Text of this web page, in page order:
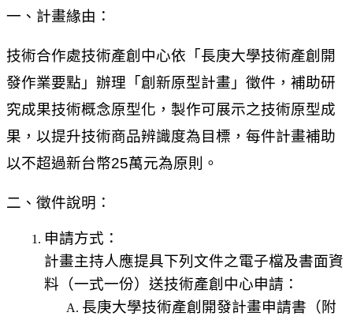
一、計畫緣由：
技術合作處技術產創中心依「長庚大學技術產創開
發作業要點」辦理「創新原型計畫」徵件，補助研
究成果技術概念原型化，製作可展示之技術原型成
果，以提升技術商品辨識度為目標，每件計畫補助
以不超過新台幣25萬元為原則。
二、徵件說明：
申請方式：
計畫主持人應提具下列文件之電子檔及書面資
料（一式一份）送技術產創中心申請：
長庚大學技術產創開發計畫申請書（附